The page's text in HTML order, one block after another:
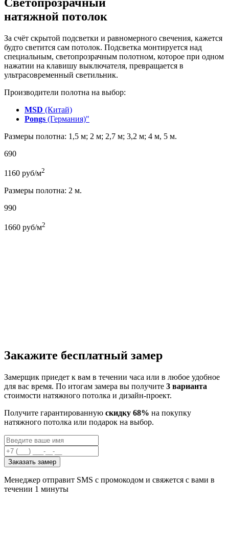
натяжной потолок
За счёт скрытой подсветки и равномерного свечения, кажется
будто светится сам потолок. Подсветка монтируется над
специальным, светопрозрачным полотном, которое при одном
нажатии на клавишу выключателя, превращается в
ультрасовременный светильник.
Производители полотна на выбор:
MSD (Китай)
Pongs (Германия)"
Размеры полотна: 1,5 м; 2 м; 2,7 м; 3,2 м; 4 м, 5 м.
690
1160 руб/м2
Размеры полотна: 2 м.
990
1660 руб/м2
Закажите бесплатный замер
Замерщик приедет к вам в течении часа или в любое удобное
для вас время. По итогам замера вы получите 3 варианта
стоимости натяжного потолка и дизайн-проект.
Получите гарантированную скидку 68% на покупку
натяжного потолка или подарок на выбор.
Заказать замер
Менеджер отправит SMS с промокодом и свяжется с вами в
течении 1 минуты